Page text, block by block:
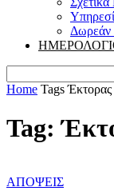
Δωρεάν
Home Tags Έκτορας
Tag:
ΑΠΟΨΕΙΣ